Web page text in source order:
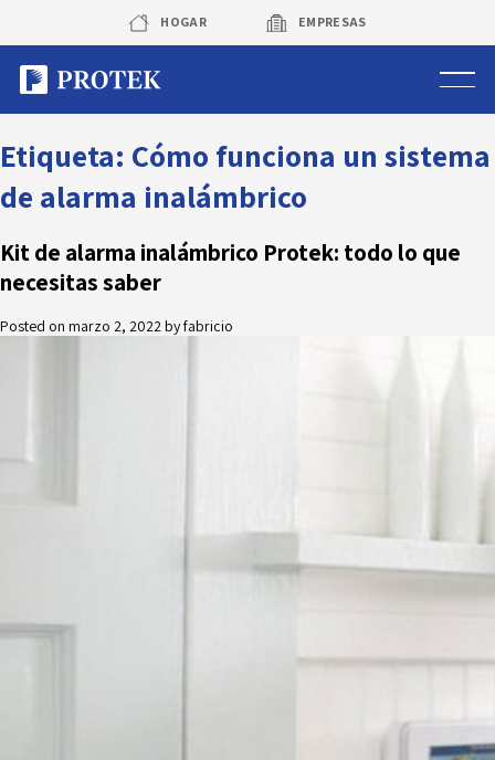
content
HOGAR EMPRESAS
Sistema de alarmas
Sistema de cámaras
Rastreo vehicular GPS
Protek Personas
Etiqueta: Cómo funciona un sistema
de alarma inalámbrico
Kit de alarma inalámbrico Protek: todo lo que
necesitas saber
Posted on marzo 2, 2022byfabricio